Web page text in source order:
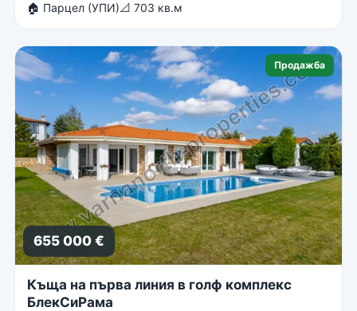
🏠 Парцел (УПИ)📐 703 кв.м
Продажба
655 000 €
Къща на първа линия в голф комплекс
БлекСиРама